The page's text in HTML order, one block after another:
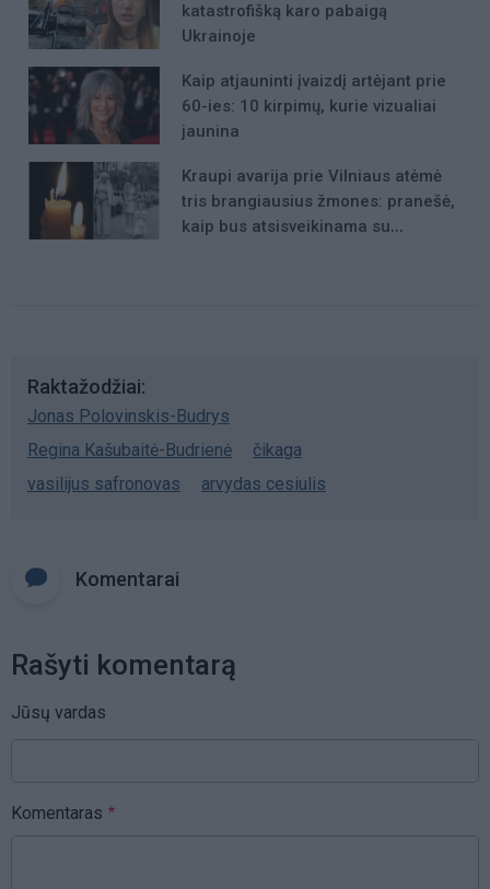
katastrofišką karo pabaigą
Ukrainoje
Kaip atjauninti įvaizdį artėjant prie
60-ies: 10 kirpimų, kurie vizualiai
jaunina
Kraupi avarija prie Vilniaus atėmė
tris brangiausius žmones: pranešė,
kaip bus atsisveikinama su
Raktažodžiai
Jonas Polovinskis-Budrys
Regina Kašubaitė-Budrienė
čikaga
vasilijus safronovas
arvydas cesiulis
Komentarai
Rašyti komentarą
Jūsų vardas
Komentaras